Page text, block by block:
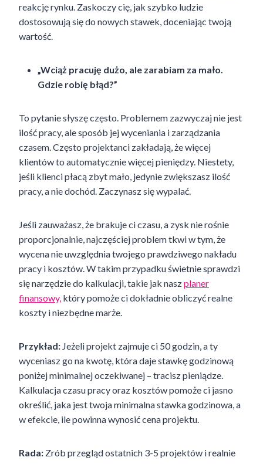
reakcję rynku. Zaskoczy cię, jak szybko ludzie
dostosowują się do nowych stawek, doceniając twoją
wartość.
„Wciąż pracuję dużo, ale zarabiam za mało.
Gdzie robię błąd?”
To pytanie słyszę często. Problemem zazwyczaj nie jest
ilość pracy, ale sposób jej wyceniania i zarządzania
czasem. Często projektanci zakładają, że więcej
klientów to automatycznie więcej pieniędzy. Niestety,
jeśli klienci płacą zbyt mało, jedynie zwiększasz ilość
pracy, a nie dochód. Zaczynasz się wypalać.
Jeśli zauważasz, że brakuje ci czasu, a zysk nie rośnie
proporcjonalnie, najczęściej problem tkwi w tym, że
wycena nie uwzględnia twojego prawdziwego nakładu
pracy i kosztów. W takim przypadku świetnie sprawdzi
się narzędzie do kalkulacji, takie jak naszplaner
finansowy, który pomoże ci dokładnie obliczyć realne
koszty i niezbędne marże.
Przykład: Jeżeli projekt zajmuje ci 50 godzin, a ty
wyceniasz go na kwotę, która daje stawkę godzinową
poniżej minimalnej oczekiwanej – tracisz pieniądze.
Kalkulacja czasu pracy oraz kosztów pomoże ci jasno
określić, jaka jest twoja minimalna stawka godzinowa, a
w efekcie, ile powinna wynosić cena projektu.
Rada: Zrób przegląd ostatnich 3-5 projektów i realnie